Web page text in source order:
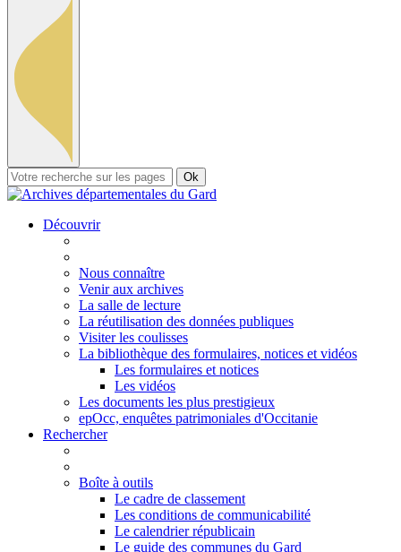
Ok
Découvrir
Nous connaître
Venir aux archives
La salle de lecture
La réutilisation des données publiques
Visiter les coulisses
La bibliothèque des formulaires, notices et vidéos
Les formulaires et notices
Les vidéos
Les documents les plus prestigieux
epOcc, enquêtes patrimoniales d'Occitanie
Rechercher
Boîte à outils
Le cadre de classement
Les conditions de communicabilité
Le calendrier républicain
Le guide des communes du Gard